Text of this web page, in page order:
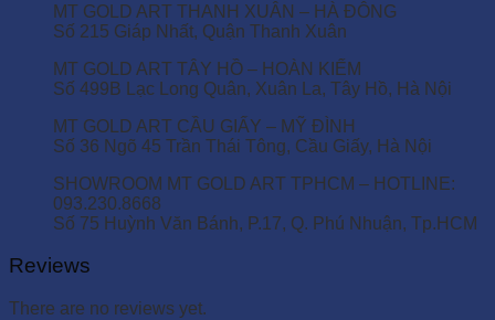
MT GOLD ART THANH XUÂN – HÀ ĐÔNG
Số 215 Giáp Nhất, Quận Thanh Xuân
MT GOLD ART TÂY HỒ – HOÀN KIẾM
Số 499B Lạc Long Quân, Xuân La, Tây Hồ, Hà Nội
MT GOLD ART CẦU GIẤY – MỸ ĐÌNH
Số 36 Ngõ 45 Trần Thái Tông, Cầu Giấy, Hà Nội
SHOWROOM MT GOLD ART TPHCM – HOTLINE:
093.230.8668
Số 75 Huỳnh Văn Bánh, P.17, Q. Phú Nhuận, Tp.HCM
Reviews
There are no reviews yet.